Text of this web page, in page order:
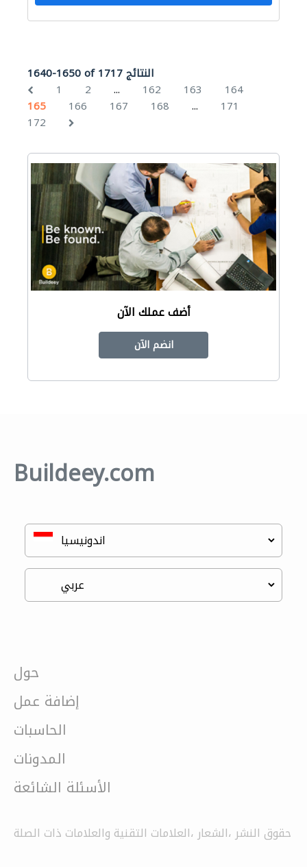
1640-1650 of 1717 النتائج
1
2 ... 162 163
164
165
166 167 168 ...
171
172
أضف عملك الآن
انضم الآن
Buildeey.com
حول
إضافة عمل
الحاسبات
المدونات
الأسئلة الشائعة
حقوق النشر ،الشعار ،العلامات التقنية والعلامات ذات الصلة